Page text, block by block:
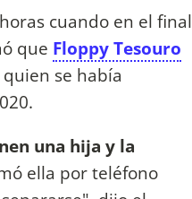
cuando en el final
que Floppy Tesouro
quien se había
una hija y la
ella por teléfono